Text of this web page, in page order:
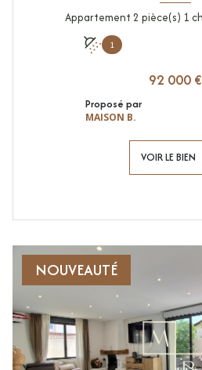
1
92 000 €
Proposé par
MAISON B.
VOIR LE BIEN
NOUVEAUTÉ